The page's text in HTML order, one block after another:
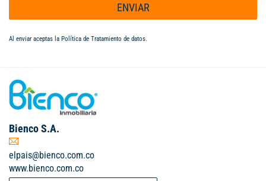
ENVIAR
Al enviar aceptas la Política de Tratamiento de datos.
Bienco S.A.
elpais@bienco.com.co
www.bienco.com.co